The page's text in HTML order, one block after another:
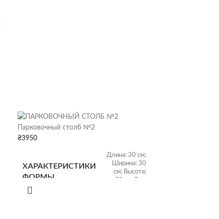
Парковочный столб №2
₴3950
ХАРАКТЕРИСТИКИ
ФОРМЫ
Длина: 30 см;
Ширина: 30
см; Высота:
70 см; Вес: